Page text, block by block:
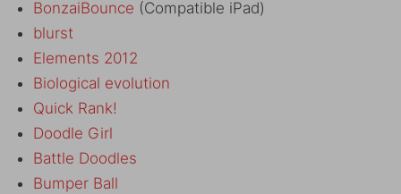
BonzaiBounce (Compatible iPad)
blurst
Elements 2012
Biological evolution
Quick Rank!
Doodle Girl
Battle Doodles
Bumper Ball